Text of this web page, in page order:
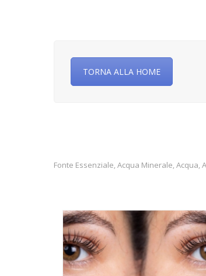
TORNA ALLA HOME
Fonte Essenziale, Acqua Minerale, Acqua,